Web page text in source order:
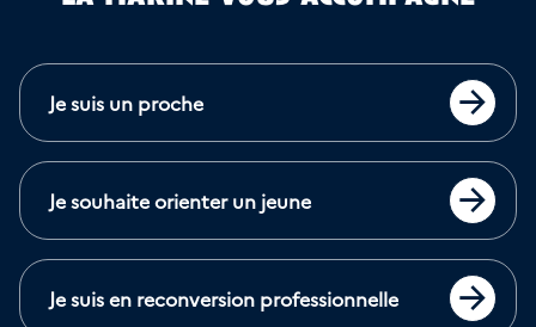
Je suis un proche
Je souhaite orienter un jeune
Je suis en reconversion professionnelle